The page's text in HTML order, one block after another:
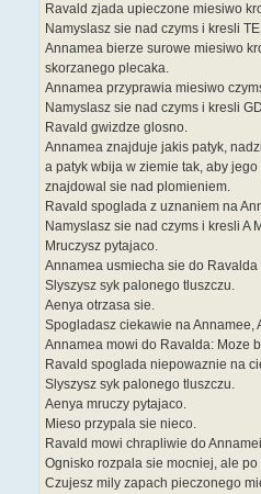
Ravald zjada upieczone miesiwo
Namyslasz sie nad czyms i kresli
Annamea bierze surowe miesiwo
skorzanego plecaka.
Annamea przyprawia miesiwo
Namyslasz sie nad czyms i kresli
Ravald gwizdze glosno.
Annamea znajduje jakis patyk,
a patyk wbija w ziemie tak, aby
znajdowal sie nad plomieniem.
Ravald spoglada z uznaniem na
Namyslasz sie nad czyms i kresli A
Mruczysz pytajaco.
Annamea usmiecha sie do Ravalda
Slyszysz syk palonego tluszczu.
Aenya otrzasa sie.
Spogladasz ciekawie na Annamee,
Annamea mowi do Ravalda: Moze
Ravald spoglada niepowaznie na
Slyszysz syk palonego tluszczu.
Aenya mruczy pytajaco.
Mieso przypala sie nieco.
Ravald mowi chrapliwie do
Ognisko rozpala sie mocniej, ale
Czujesz mily zapach pieczonego